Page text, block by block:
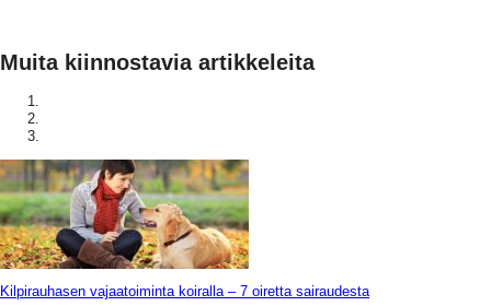
Muita kiinnostavia artikkeleita
Kilpirauhasen vajaatoiminta koiralla – 7 oiretta sairaudesta